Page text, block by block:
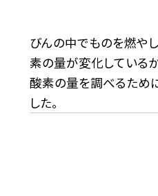
びんの中でものを燃や
素の量が変化している
酸素の量を調べるため
した。